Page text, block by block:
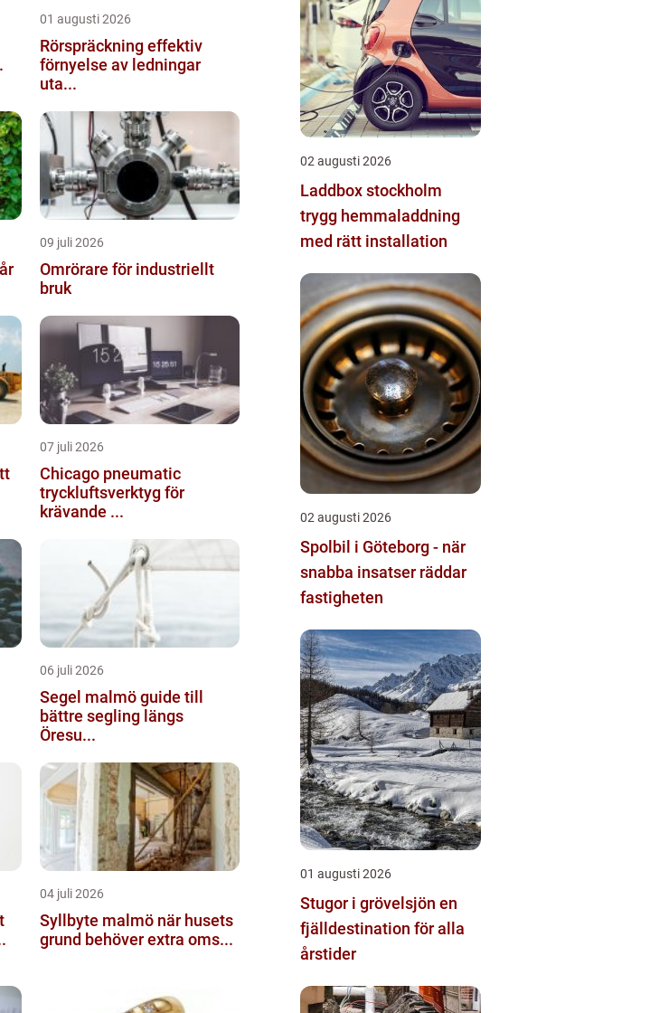
01 augusti 2026
Rörspräckning effektiv
förnyelse av ledningar
uta...
09 juli 2026
Omrörare för industriellt
bruk
07 juli 2026
Chicago pneumatic
tryckluftsverktyg för
krävande ...
06 juli 2026
Segel malmö guide till
bättre segling längs
Öresu...
04 juli 2026
Syllbyte malmö när husets
grund behöver extra oms...
02 augusti 2026
Laddbox stockholm
trygg hemmaladdning
med rätt installation
02 augusti 2026
Spolbil i Göteborg - när
snabba insatser räddar
fastigheten
01 augusti 2026
Stugor i grövelsjön en
fjälldestination för alla
årstider